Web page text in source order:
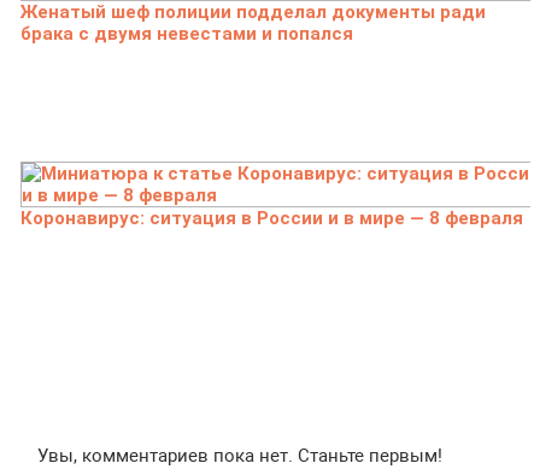
Женатый шеф полиции подделал документы ради
брака с двумя невестами и попался
Коронавирус: ситуация в России и в мире — 8 февраля
Увы, комментариев пока нет. Станьте первым!